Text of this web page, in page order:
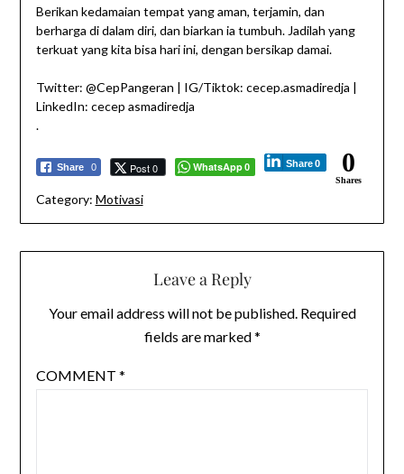
Berikan kedamaian tempat yang aman, terjamin, dan
berharga di dalam diri, dan biarkan ia tumbuh. Jadilah yang
terkuat yang kita bisa hari ini, dengan bersikap damai.
Twitter: @CepPangeran | IG/Tiktok: cecep.asmadiredja |
LinkedIn: cecep asmadiredja
.
Share 0 Post 0 WhatsApp 0 Share 0 0
Shares
Category: Motivasi
Leave a Reply
Your email address will not be published. Required
fields are marked*
COMMENT *